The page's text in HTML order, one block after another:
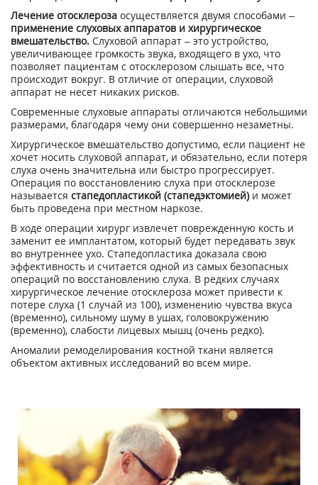
Лечение отосклероза осуществляется двумя способами –
применение слуховых аппаратов и хирургическое
вмешательство. Слуховой аппарат – это устройство,
увеличивающее громкость звука, входящего в ухо, что
позволяет пациентам с отосклерозом слышать все, что
происходит вокруг. В отличие от операции, слуховой
аппарат не несет никаких рисков.
Современные слуховые аппараты отличаются небольшими
размерами, благодаря чему они совершенно незаметны.
Хирургическое вмешательство допустимо, если пациент не
хочет носить слуховой аппарат, и обязательно, если потеря
слуха очень значительна или быстро прогрессирует.
Операция по восстановлению слуха при отосклерозе
называется стапедопластикой (стапедэктомией)и может
быть проведена при местном наркозе.
В ходе операции хирург извлечет поврежденную кость и
заменит ее имплантатом, который будет передавать звук
во внутреннее ухо. Стапедопластика доказала свою
эффективность и считается одной из самых безопасных
операций по восстановлению слуха. В редких случаях
хирургическое лечение отосклероза может привести к
потере слуха (1 случай из 100), изменению чувства вкуса
(временно), сильному шуму в ушах, головокружению
(временно), слабости лицевых мышц (очень редко).
Аномалии ремоделирования костной ткани является
объектом активных исследований во всем мире.